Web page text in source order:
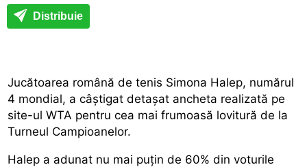
Distribuie
Jucătoarea română de tenis Simona Halep, numărul
4 mondial, a câștigat detașat ancheta realizată pe
site-ul WTA pentru cea mai frumoasă lovitură de la
Turneul Campioanelor.
Halep a adunat nu mai puțin de 60% din voturile